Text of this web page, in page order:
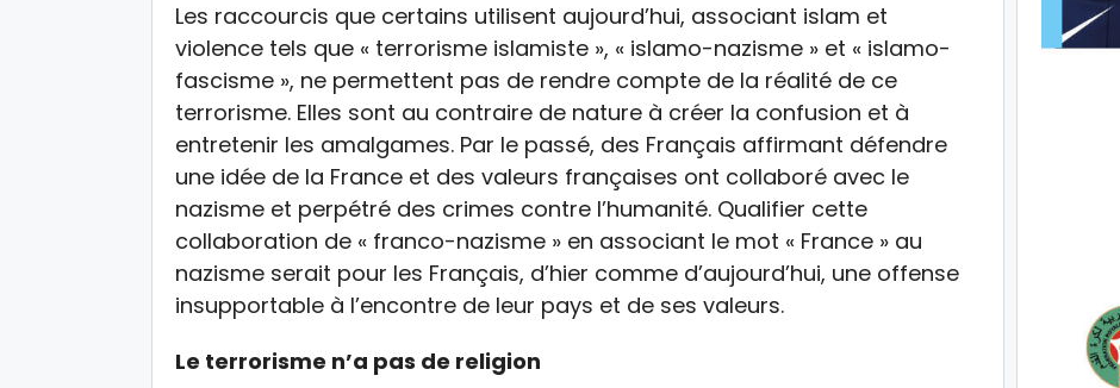
Les raccourcis que certains utilisent aujourd’hui, associant islam et
violence tels que « terrorisme islamiste », « islamo-nazisme » et « islamo-
fascisme », ne permettent pas de rendre compte de la réalité de ce
terrorisme. Elles sont au contraire de nature à créer la confusion et à
entretenir les amalgames. Par le passé, des Français affirmant défendre
une idée de la France et des valeurs françaises ont collaboré avec le
nazisme et perpétré des crimes contre l’humanité. Qualifier cette
collaboration de « franco-nazisme » en associant le mot « France » au
nazisme serait pour les Français, d’hier comme d’aujourd’hui, une offense
insupportable à l’encontre de leur pays et de ses valeurs.
Le terrorisme n’a pas de religion